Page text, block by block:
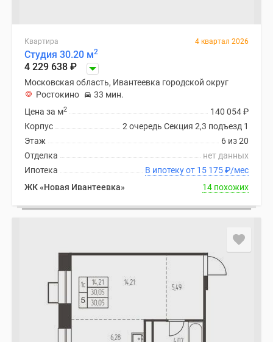
Квартира 4 квартал 2026
Студия 30.20 м2
4 229 638 ₽
Московская область, Ивантеевка городской округ
Ростокино
33 мин.
140 054₽
Цена за м2
2 очередь Секция 2,3 подъезд 1
Корпус
6 из 20
Этаж
нет данных
Отделка
В ипотеку от 15 175₽/мес
Ипотека
ЖК «Новая Ивантеевка»
14 похожих